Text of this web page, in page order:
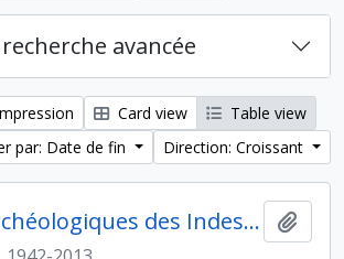
avancée
Card view
Table view
par: Date de fin
Direction: Croissant
Missions archéologiques des Indes et de l'Indus